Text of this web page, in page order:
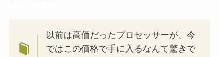
以前は高価だったプロセッサーが、今
ではこの価格で手に入るなんて驚きで